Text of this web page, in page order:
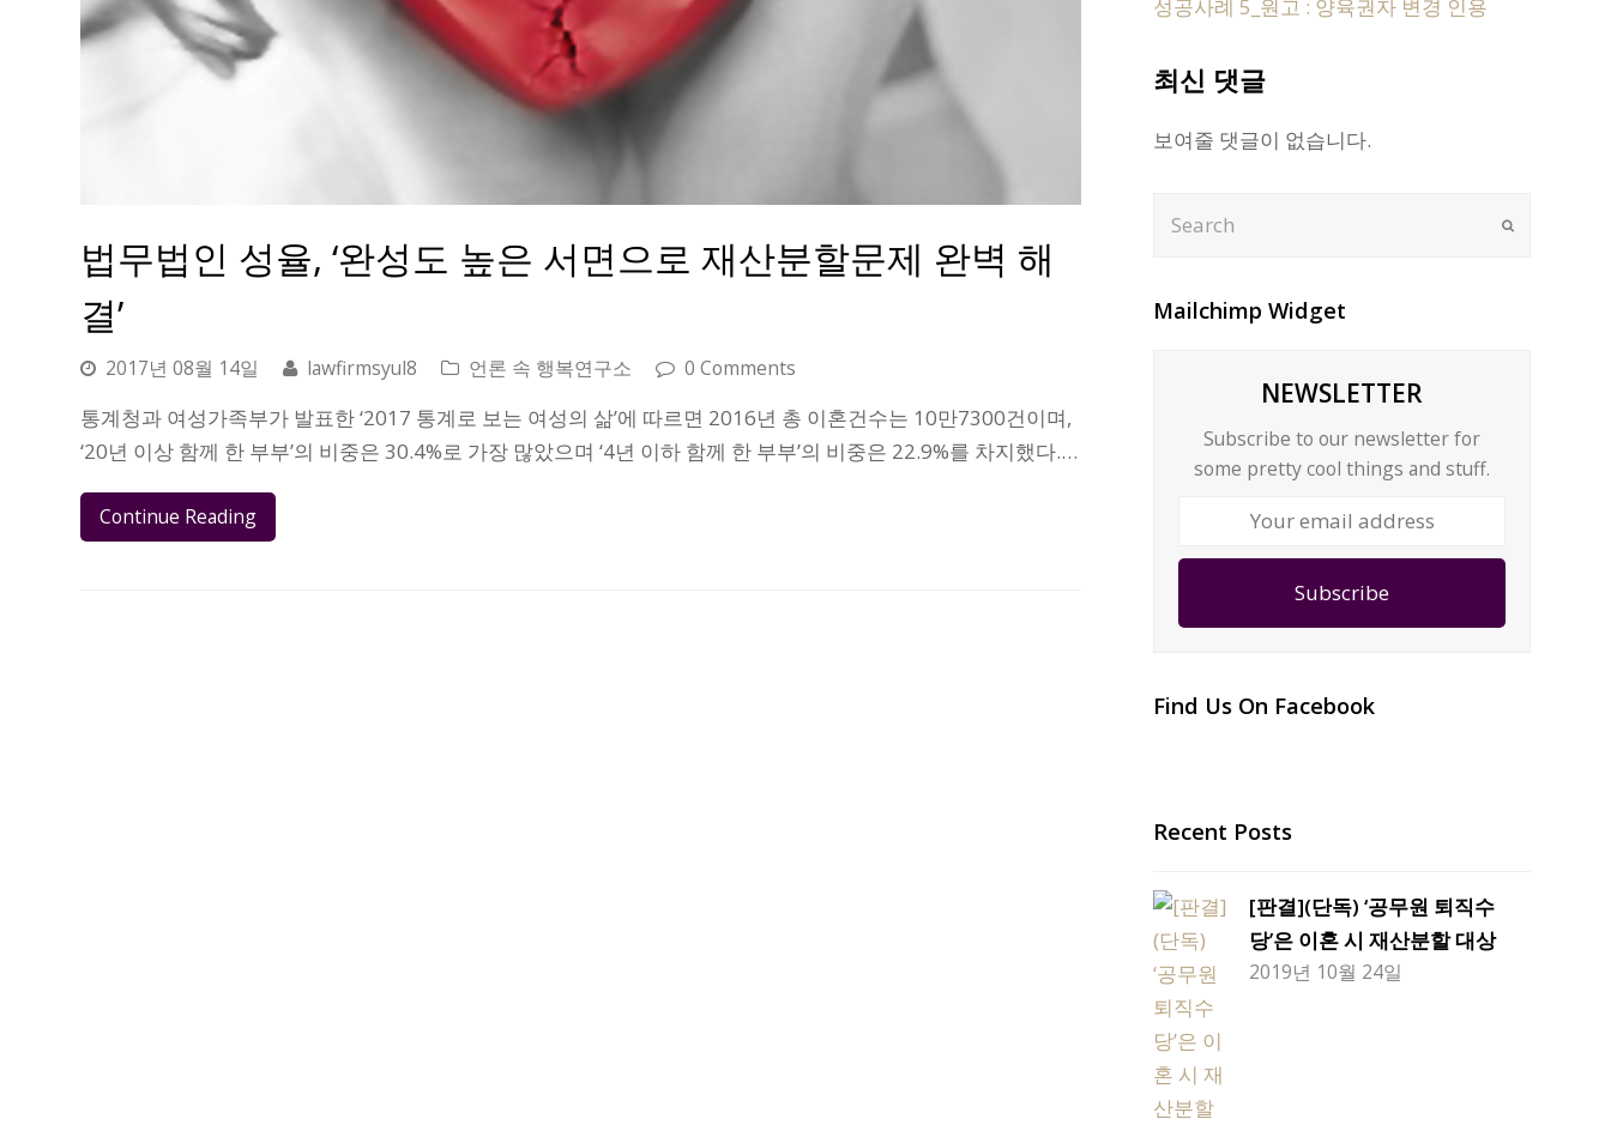
법무법인 성율, ‘완성도 높은 서면으로 재산분할문제 완벽 해
결’
2017년 08월 14일 lawfirmsyul8 언론 속 행복연구소 0 Comments
통계청과 여성가족부가 발표한 ‘2017 통계로 보는 여성의 삶’에 따르면 2016년 총 이혼건수는 10만7300건이며,
‘20년 이상 함께 한 부부’의 비중은 30.4%로 가장 많았으며 ‘4년 이하 함께 한 부부’의 비중은 22.9%를 차지했다.…
Continue Reading
성공사례 5_원고 : 양육권자 변경 인용
최신 댓글
보여줄 댓글이 없습니다.
Submit
Mailchimp Widget
NEWSLETTER
Subscribe to our newsletter for
some pretty cool things and stuff.
Subscribe
Find Us On Facebook
Recent Posts
[판결](단독) ‘공무원 퇴직수
당’은 이혼 시 재산분할 대상
2019년 10월 24일